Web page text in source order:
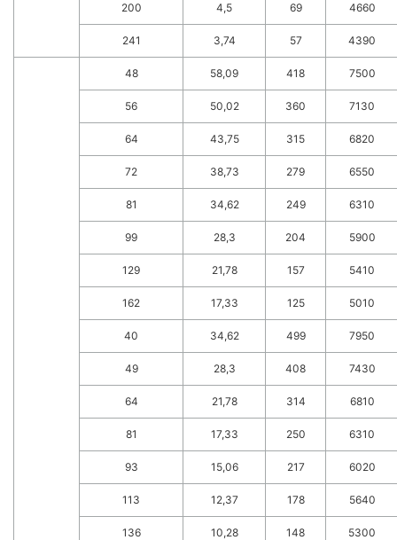
200 4,5 69 4660
241 3,74 57 4390
48 58,09 418 7500
56 50,02 360 7130
64 43,75 315 6820
72 38,73 279 6550
81 34,62 249 6310
99 28,3 204 5900
129 21,78 157 5410
162 17,33 125 5010
40 34,62 499 7950
49 28,3 408 7430
64 21,78 314 6810
81 17,33 250 6310
93 15,06 217 6020
113 12,37 178 5640
136 10,28 148 5300